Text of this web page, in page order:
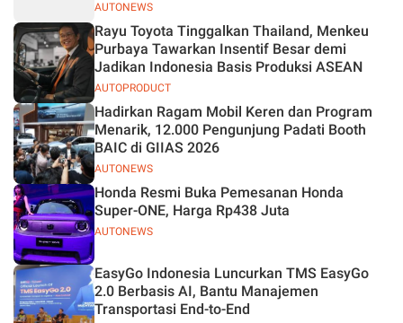
AUTONEWS
AUTOPRODUCT
Rayu Toyota Tinggalkan Thailand, Menkeu
Purbaya Tawarkan Insentif Besar demi
Jadikan Indonesia Basis Produksi ASEAN
AUTONEWS
Hadirkan Ragam Mobil Keren dan Program
Menarik, 12.000 Pengunjung Padati Booth
BAIC di GIIAS 2026
AUTONEWS
Honda Resmi Buka Pemesanan Honda
Super-ONE, Harga Rp438 Juta
EasyGo Indonesia Luncurkan TMS EasyGo
2.0 Berbasis AI, Bantu Manajemen
Transportasi End-to-End